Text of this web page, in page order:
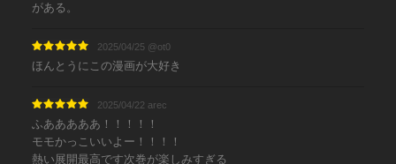
がある。
2025/04/25 @ot0
ほんとうにこの漫画が大好き
2025/04/22 arec
ふあああああ！！！！！
モモかっこいいよー！！！！
熱い展開最高です次巻が楽しみすぎる